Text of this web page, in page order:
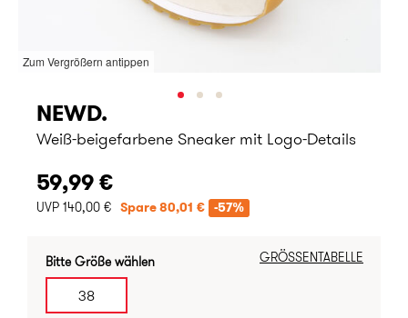
Zum Vergrößern antippen
NEWD.
Weiß-beigefarbene Sneaker mit Logo-Details
59,99 €
UVP 140,00 € Spare 80,01 € -57%
GRÖSSENTABELLE
Bitte Größe wählen
38